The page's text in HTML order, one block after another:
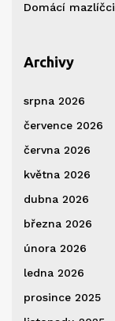
Domácí mazlíčci
Archivy
srpna 2026
července 2026
června 2026
května 2026
dubna 2026
března 2026
února 2026
ledna 2026
prosince 2025